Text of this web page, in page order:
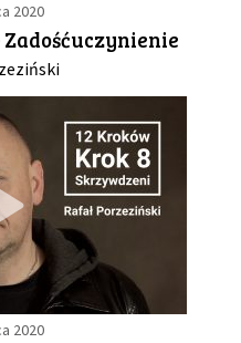
2020
2020